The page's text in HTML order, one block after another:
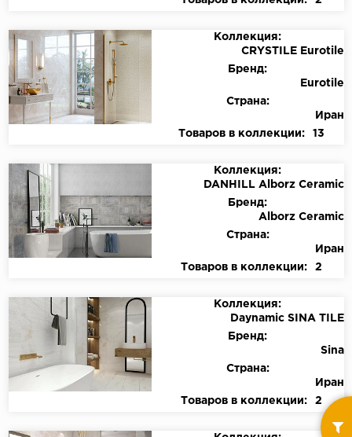
Коллекция:
CRYSTILE Eurotile
Бренд:
Eurotile
Страна:
Иран
Товаров в коллекции:
13
Коллекция:
DANHILL Alborz Ceramic
Бренд:
Alborz Ceramic
Страна:
Иран
Товаров в коллекции:
2
Коллекция:
Daynamic SINA TILE
Бренд:
Sina
Страна:
Иран
Товаров в коллекции:
2